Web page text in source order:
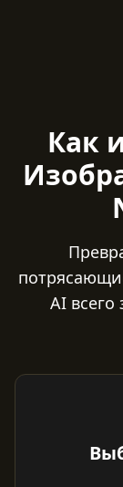
Как
AI всего